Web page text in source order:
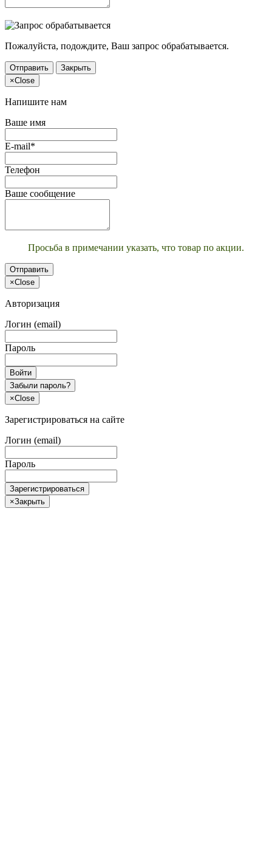
Пожалуйста, подождите, Ваш запрос обрабатывается.
Отправить
Закрыть
×Close
Напишите нам
Ваше имя
E-mail*
Телефон
Ваше сообщение
Просьба в примечании указать, что товар по акции.
Отправить
×Close
Авторизация
Логин (email)
Пароль
Войти
Забыли пароль?
×Close
Зарегистрироваться на сайте
Логин (email)
Пароль
Зарегистрироваться
×Закрыть